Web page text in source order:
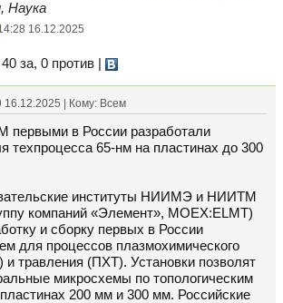
Наука
16.12.2025
за, 0 против
16.12.2025 | Кому: Всем
в России разработали
техпроцесса 65-нм на пластинах до 300
институты НИИМЭ и НИИТМ
компаний «Элемент», MOEX:ELMT)
и сборку первых в России
для процессов плазмохимического
травления (ПХТ). Установки позволят
микросхемы по топологическим
200 мм и 300 мм. Российские